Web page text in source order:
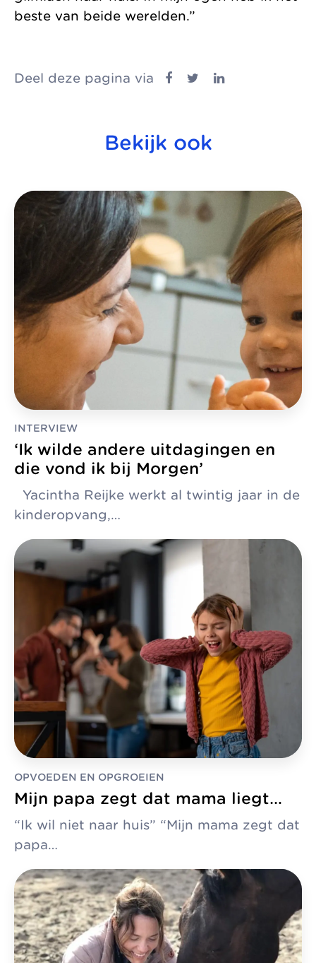
beste van beide werelden.”
Deel deze pagina via
Bekijk ook
INTERVIEW
‘Ik wilde andere uitdagingen en
die vond ik bij Morgen’
Yacintha Reijke werkt al twintig jaar in de
kinderopvang,…
OPVOEDEN EN OPGROEIEN
Mijn papa zegt dat mama liegt…
“Ik wil niet naar huis” “Mijn mama zegt dat
papa…